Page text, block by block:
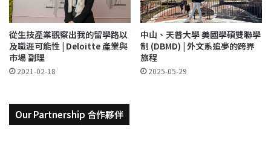
從生技產業觀察出我的留學路以
及職涯可能性 | Deloitte 產業與
市場 副理
2021-02-18
中山、天普大學 美國學碩雙聯學
制 (DBMD) | 外文系追夢的跨界
旅程
2025-05-29
Our Partnership 合作夥伴